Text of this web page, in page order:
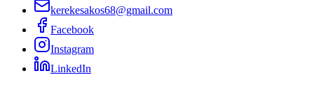
kerekesakos68@gmail.com
Facebook
Instagram
LinkedIn